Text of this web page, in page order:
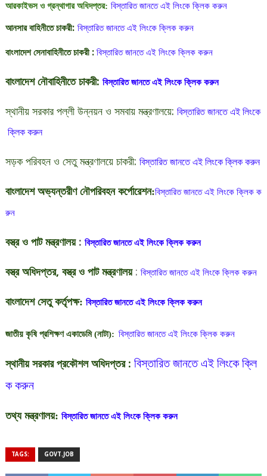
আরকাইভস ও গ্রন্থাগার অধিদপ্তর: বিস্তারিত জানতে এই লিংকে ক্লিক করুন
আনসার বাহিনীতে চাকরী: বিস্তারিত জানতে এই লিংকে ক্লিক করুন
বাংলাদেশ সেনাবাহিনীতে চাকরী: বিস্তারিত জানতে এই লিংকে ক্লিক করুন
বাংলাদেশ নৌবাহিনীতে চাকরী: বিস্তারিত জানতে এই লিংকে ক্লিক করুন
স্থানীয় সরকার পল্লী উন্নয়ন ও সমবায় মন্ত্রণালয়ে: বিস্তারিত জানতে এই লিংকে
ক্লিক করুন
সড়ক পরিবহন ও সেতু মন্ত্রণালয়ে চাকরী: বিস্তারিত জানতে এই লিংকে ক্লিক করুন
বাংলাদেশ অভ্যন্তরীণ নৌপরিবহন কর্পোরেশন:বিস্তারিত জানতে এই লিংকে ক্লিক ক
রুন
বস্ত্র ও পাট মন্ত্রণালয়: বিস্তারিত জানতে এই লিংকে ক্লিক করুন
বস্ত্র অধিদপ্তর, বস্ত্র ও পাট মন্ত্রণালয়: বিস্তারিত জানতে এই লিংকে ক্লিক করুন
বাংলাদেশ সেতু কর্তৃপক্ষ: বিস্তারিত জানতে এই লিংকে ক্লিক করুন
জাতীয় কৃষি প্রশিক্ষণ একাডেমি(নাটা): বিস্তারিত জানতে এই লিংকে ক্লিক করুন
স্থানীয় সরকার প্রকৌশল অধিদপ্তর: বিস্তারিত জানতে এই লিংকে ক্লি
ক করুন
তথ্য মন্ত্রণালয়: বিস্তারিত জানতে এই লিংকে ক্লিক করুন
TAGS: GOVT.JOB